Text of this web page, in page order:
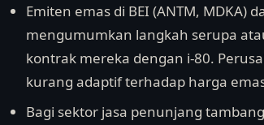
Emiten emas di BEI (ANTM, MDKA)
mengumumkan langkah serupa
kontrak mereka dengan i-80.
kurang adaptif terhadap harga
Bagi sektor jasa penunjang